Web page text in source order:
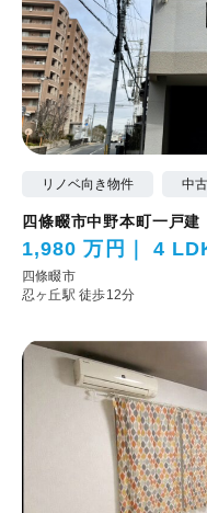
リノベ向き物件 中
四條畷市中野本町一戸建
1,980 万円 4
四條畷市
忍ヶ丘駅 徒歩12分